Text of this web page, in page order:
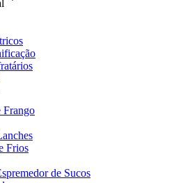
Frango
Frios
de Sucos